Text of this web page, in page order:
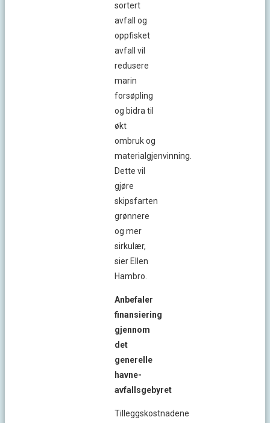
sortert
avfall og
oppfisket
avfall vil
redusere
marin
forsøpling
og bidra til
økt
ombruk og
materialgjenvinning.
Dette vil
gjøre
skipsfarten
grønnere
og mer
sirkulær,
sier Ellen
Hambro.
Anbefaler
finansiering
gjennom
det
generelle
havne-
avfallsgebyret
Tilleggskostnadene